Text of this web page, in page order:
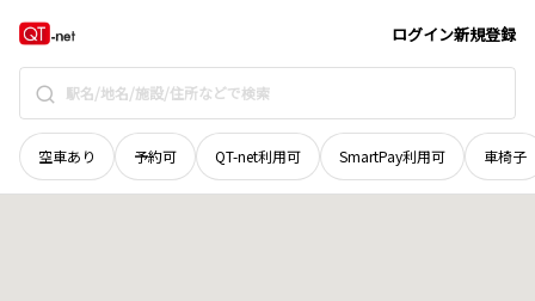
ログイン新規登録
空車あり 予約可 QT-net利用可 SmartPay利用可 車椅子
宮城県